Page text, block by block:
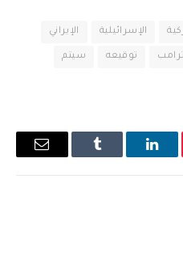
الإسرائيلية الإيراني
ترامب توقيعه سيتم
لينكدإن Tumblr
البريد